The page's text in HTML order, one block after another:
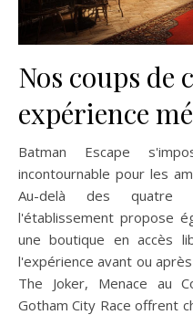
Nos coups
expérience
Batman Escape
incontournable pour les
Au-delà des quatre
l'établissement propose
une boutique en accès
l'expérience avant ou
The Joker, Menace au
Gotham City Race offrent